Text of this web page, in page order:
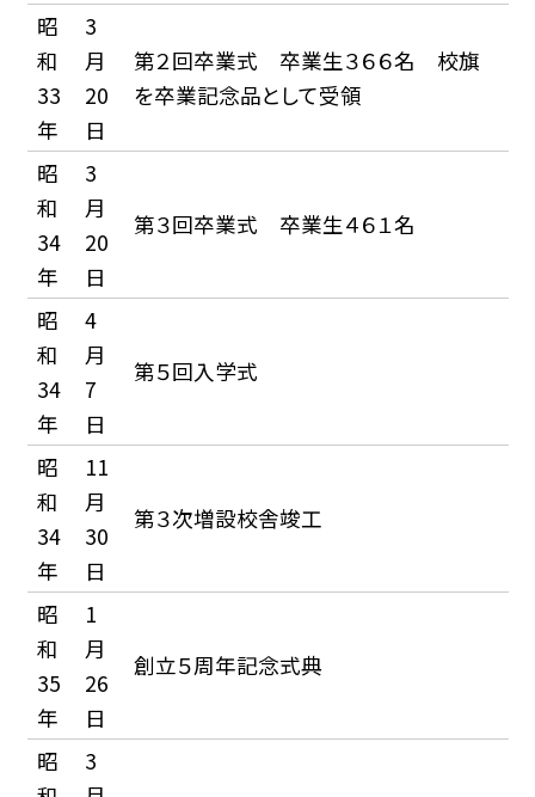
昭
和
33
年
3
月
20
日
第２回卒業式 卒業生３６６名 校旗
を卒業記念品として受領
昭
和
34
年
3
月
20
日
第３回卒業式 卒業生４６１名
昭
和
34
年
4
月
7
日
第５回入学式
昭
和
34
年
11
月
30
日
第３次増設校舎竣工
昭
和
35
年
1
月
26
日
創立５周年記念式典
昭
3